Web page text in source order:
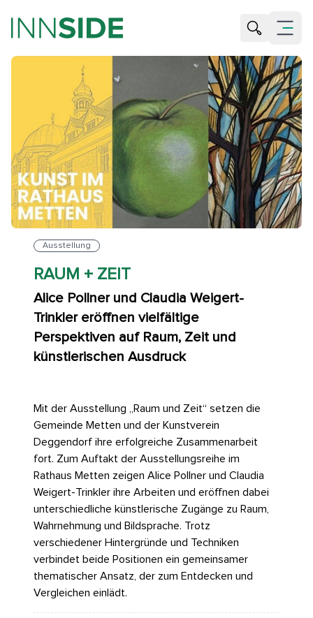
Suche
Menü
Ausstellung
RAUM + ZEIT
Alice Pollner und Claudia Weigert-
Trinkler eröffnen vielfältige
Perspektiven auf Raum, Zeit und
künstlerischen Ausdruck
Mit der Ausstellung „Raum und Zeit“ setzen die
Gemeinde Metten und der Kunstverein
Deggendorf ihre erfolgreiche Zusammenarbeit
fort. Zum Auftakt der Ausstellungsreihe im
Rathaus Metten zeigen Alice Pollner und Claudia
Weigert-Trinkler ihre Arbeiten und eröffnen dabei
unterschiedliche künstlerische Zugänge zu Raum,
Wahrnehmung und Bildsprache. Trotz
verschiedener Hintergründe und Techniken
verbindet beide Positionen ein gemeinsamer
thematischer Ansatz, der zum Entdecken und
Vergleichen einlädt.